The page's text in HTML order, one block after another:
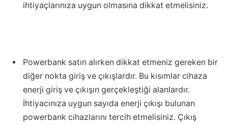
ihtiyaçlarınıza uygun olmasına dikkat etmelisiniz.
Powerbank satın alırken dikkat etmeniz gereken bir
diğer nokta giriş ve çıkışlardır. Bu kısımlar cihaza
enerji giriş ve çıkışın gerçekleştiği alanlardır.
İhtiyacınıza uygun sayıda enerji çıkışı bulunan
powerbank cihazlarını tercih etmelisiniz. Çıkış